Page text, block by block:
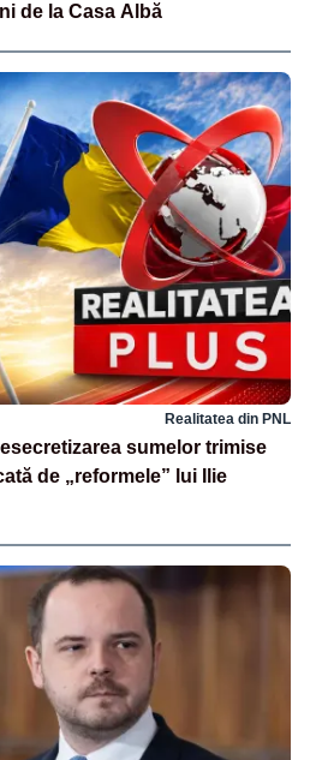
de la Casa Albă
Realitatea din PNL
sumelor trimise
de „reformele” lui Ilie